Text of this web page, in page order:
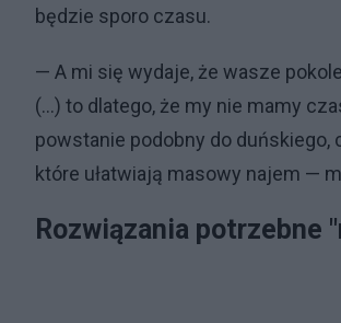
będzie sporo czasu.
— A mi się wydaje, że wasze
(...) to dlatego, że my nie mamy
powstanie podobny do
które ułatwiają masowy najem —
Rozwiązania potrzebne